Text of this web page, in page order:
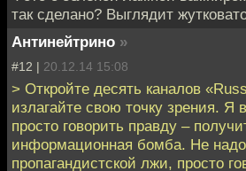
так сделано? Выглядит
Антинейтрино »
#12 | 20.12.14 15:08
> Откройте десять каналов
излагайте свою точку зрения. Я
просто говорить правду –
информационная бомба. Не надо
пропагандистской лжи, просто